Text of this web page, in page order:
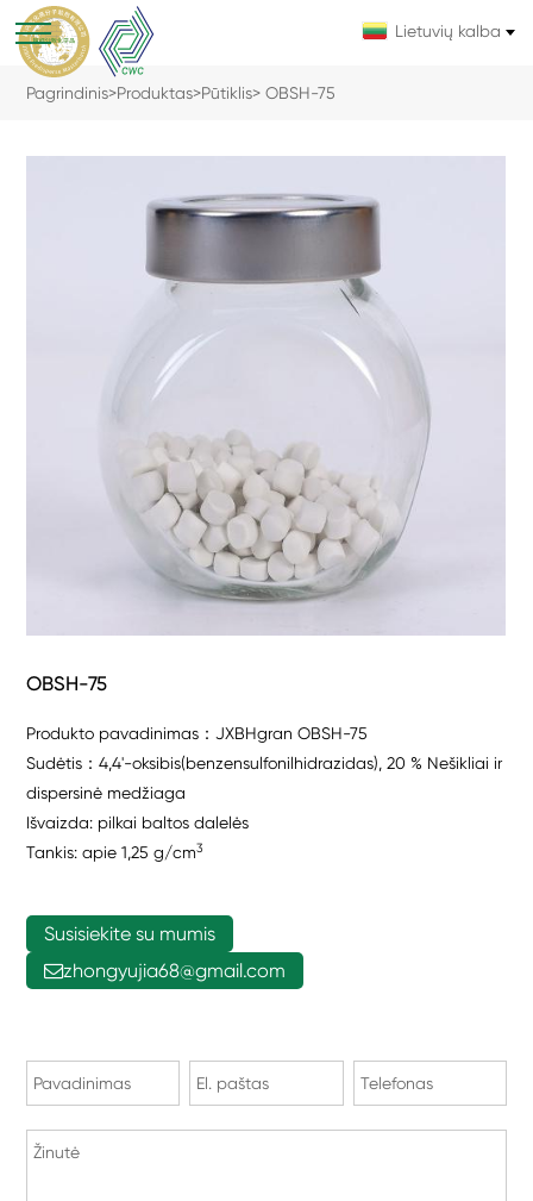
Lietuvių kalba
Pagrindinis>Produktas>Pūtiklis> OBSH-75
OBSH-75
Produkto pavadinimas：JXBHgran OBSH-75
Sudėtis：4,4'-oksibis(benzensulfonilhidrazidas), 20 % Nešikliai ir
dispersinė medžiaga
Išvaizda: pilkai baltos dalelės
Tankis: apie 1,25 g/cm3
Susisiekite su mumis
zhongyujia68@gmail.com